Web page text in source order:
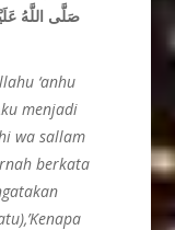
صَلَّى اللَّهُ
‘anhu
menjadi
wa sallam
berkata